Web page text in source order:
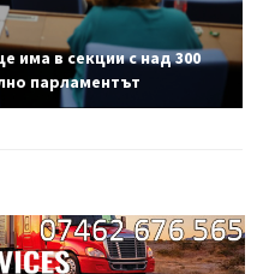
има в секции с над 300
парламентът